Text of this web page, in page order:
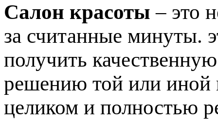
Салон красоты – это
за считанные минуты.
получить
решению той или иной
целиком и полностью